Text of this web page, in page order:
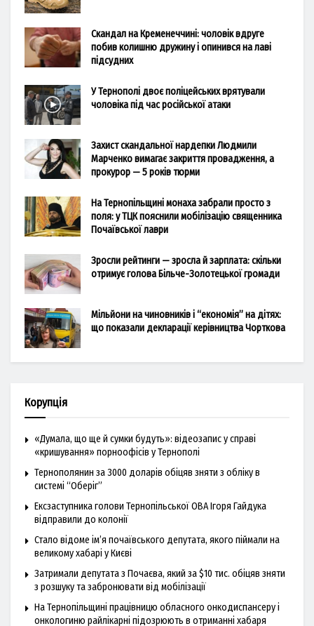
Скандал на Кременеччині: чоловік вдруге
побив колишню дружину і опинився на лаві
підсудних
У Тернополі двоє поліцейських врятували
чоловіка під час російської атаки
Захист скандальної нардепки Людмили
Марченко вимагає закриття провадження, а
прокурор — 5 років тюрми
На Тернопільщині монаха забрали просто з
поля: у ТЦК пояснили мобілізацію священника
Почаївської лаври
Зросли рейтинги — зросла й зарплата: скільки
отримує голова Більче-Золотецької громади
Мільйони на чиновників і “економія” на дітях:
що показали декларації керівництва Чорткова
Корупція
«Думала, що ще й сумки будуть»: відеозапис у справі
«кришування» порноофісів у Тернополі
Тернополянин за 3000 доларів обіцяв зняти з обліку в
системі “Оберіг”
Ексзаступника голови Тернопільської ОВА Ігоря Гайдука
відправили до колонії
Стало відоме ім’я почаївського депутата, якого піймали на
великому хабарі у Києві
Затримали депутата з Почаєва, який за $10 тис. обіцяв зняти
з розшуку та забронювати від мобілізації
На Тернопільщині працівницю обласного онкодиспансеру і
онкологиню райлікарні підозрюють в отриманні хабаря